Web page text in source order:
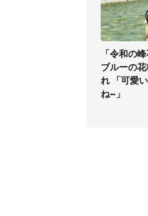
「令和の
ブルーの
れ 「可愛
ね~」